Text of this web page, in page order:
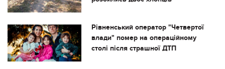
Рівненський оператор "Четвертої
влади" помер на операційному
столі після страшної ДТП